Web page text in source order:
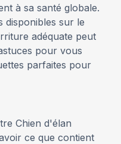
à sa santé globale.
disponibles sur le
adéquate peut
pour vous
parfaites pour
Chien d'élan
ce que contient